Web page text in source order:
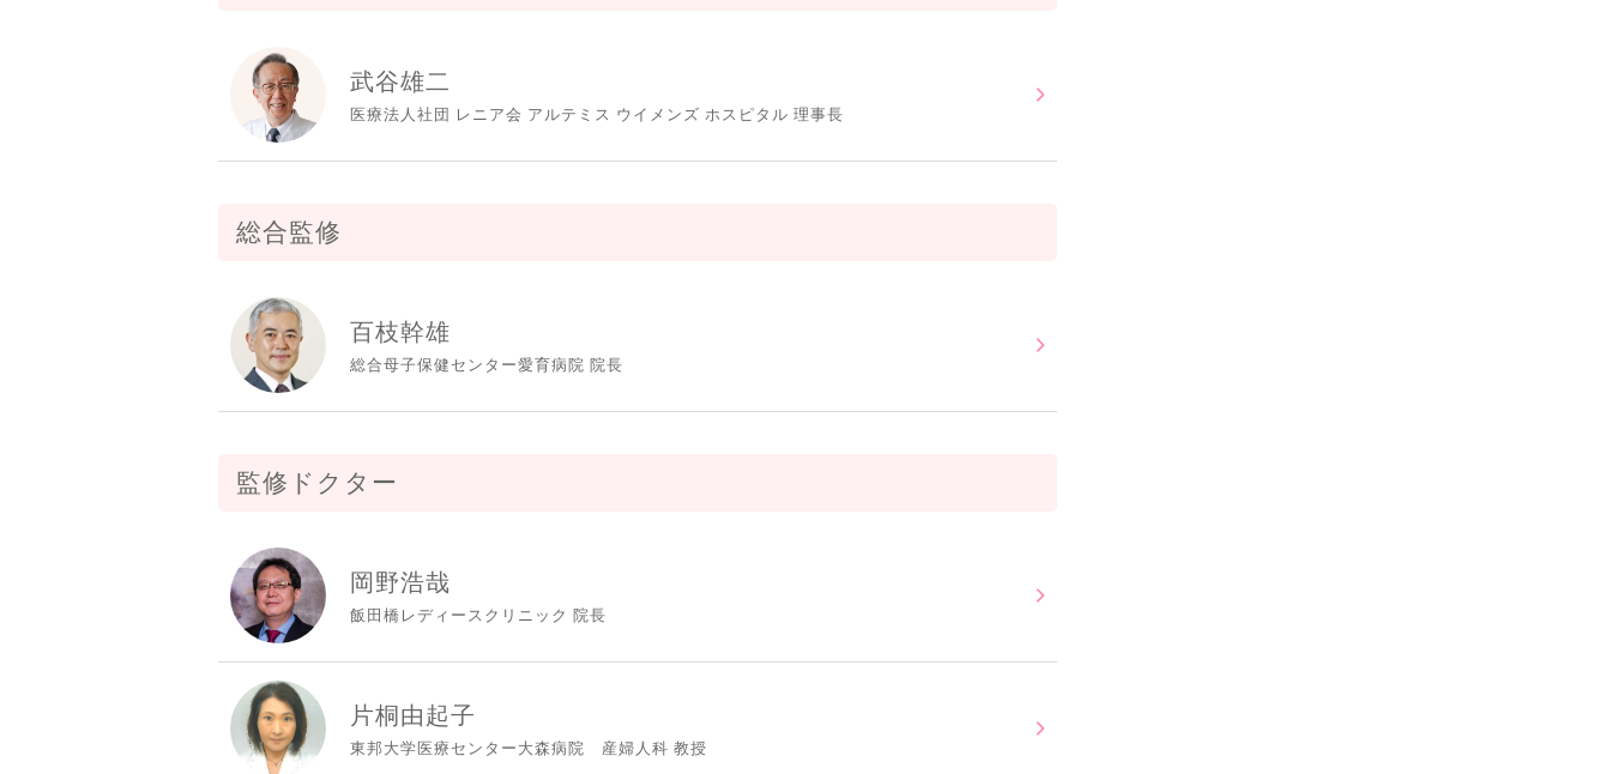
武谷雄二
医療法人社団 レニア会 アルテミス ウイメンズ ホスピタル 理事長
総合監修
百枝幹雄
総合母子保健センター愛育病院 院長
監修ドクター
岡野浩哉
飯田橋レディースクリニック 院長
片桐由起子
東邦大学医療センター大森病院 産婦人科 教授